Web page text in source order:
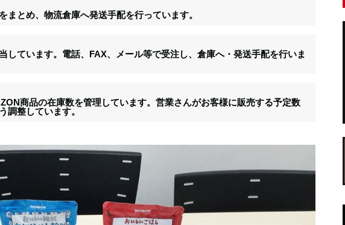
まとめ、物流倉庫へ発送手配を行っています。
しています。電話、FAX、メール等で受注し、倉庫へ・発送手配を行いま
商品の在庫数を管理しています。営業さんがお客様に販売する予定数
調整しています。